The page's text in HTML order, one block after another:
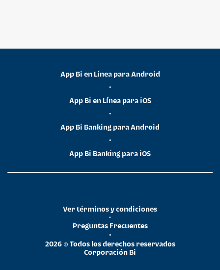
App Bi en Línea para Android
•
App Bi en Línea para iOS
•
App Bi Banking para Android
•
App Bi Banking para iOS
2026 © Todos los derechos reservados
Corporación Bi
•
Preguntas Frecuentes
•
Ver términos y condiciones